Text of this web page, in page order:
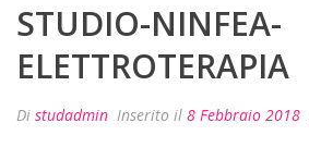
STUDIO-NINFEA-
ELETTROTERAPIA
Di studadmin Inserito il 8 Febbraio 2018